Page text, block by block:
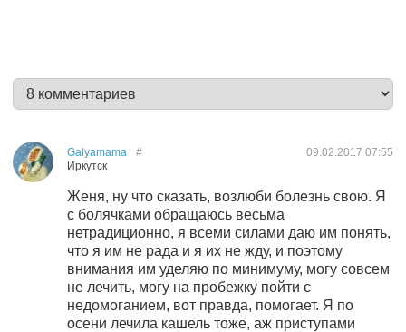
Galyamama
Иркутск
09.02.2017 07:55
#
Женя, ну что сказать, возлюби болезнь свою. Я
с болячками обращаюсь весьма
нетрадиционно, я всеми силами даю им понять,
что я им не рада и я их не жду, и поэтому
внимания им уделяю по минимуму, могу совсем
не лечить, могу на пробежку пойти с
недомоганием, вот правда, помогает. Я по
осени лечила кашель тоже, аж приступами